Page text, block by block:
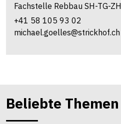
Fachstelle Rebbau SH-TG-ZH
+41 58 105 93 02
michael.goelles@strickhof.ch
Beliebte Themen